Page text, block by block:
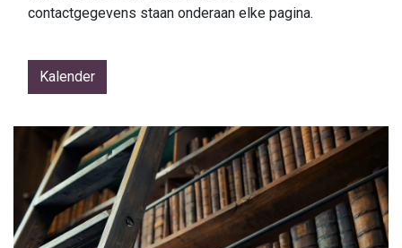
contactgegevens staan onderaan elke pagina.
Kalender